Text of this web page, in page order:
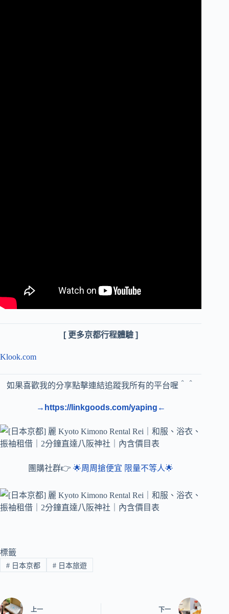
[ 更多京都行程體驗 ]
Klook.com
如果喜歡我的分享點擊連結追蹤我所有的平台喔＾＾
→https://linkgoods.com/yaping←
團購社群👉🌟周周搶便宜 限量不等人🌟
標籤
#日本京都 #日本旅遊
上一 下一